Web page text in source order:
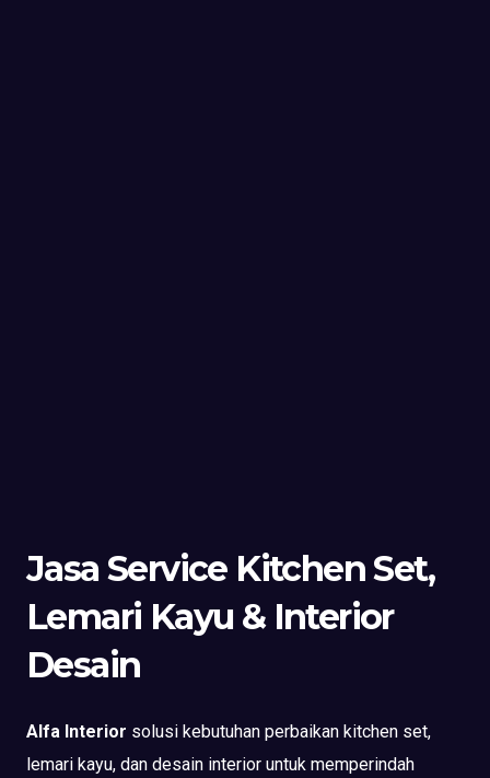
Jasa Service Kitchen Set,
Lemari Kayu & Interior
Desain
Alfa Interior solusi kebutuhan perbaikan kitchen set,
lemari kayu, dan desain interior untuk memperindah